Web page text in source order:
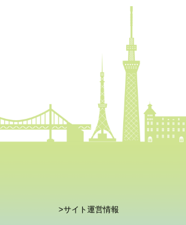
>サイト運営情報